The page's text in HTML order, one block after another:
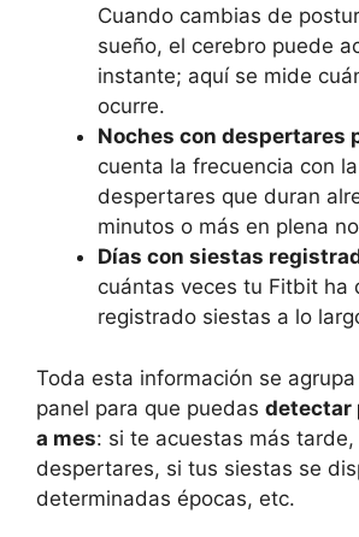
Cuando cambias de
sueño, el cerebro puede
instante; aquí se mide
ocurre.
Noches con despertares
cuenta la frecuencia con
despertares que duran
minutos o más en plena
Días con siestas
cuántas veces tu Fitbit ha
registrado siestas a lo
Toda esta información se
panel para que puedas detectar
a mes: si te acuestas más
despertares, si tus siestas se
determinadas épocas, etc.